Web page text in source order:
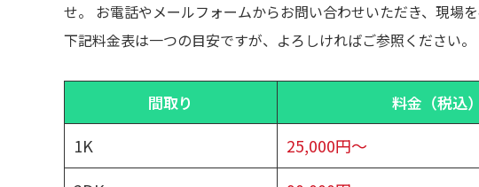
せ。 お電話やメールフォームからお問い合わせいただき、現場
下記料金表は一つの目安ですが、よろしければご参照ください。
間取り 料金（税込）
1K 25,000円～